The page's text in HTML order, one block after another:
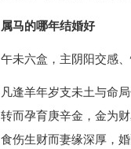
属马的哪年结婚好
午未六盒，主阴阳交感、
凡逢羊年岁支未土与命
转而孕育庚辛金，金为
食伤生财而妻缘深厚，婚